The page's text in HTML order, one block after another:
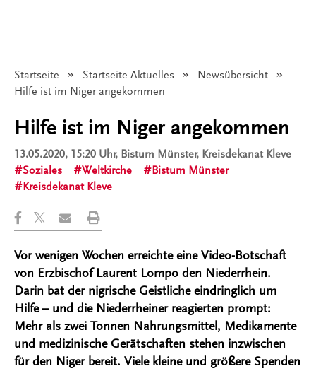
Startseite Startseite Aktuelles
Newsübersicht
Angezeigt:
Hilfe ist im Niger angekommen
Hilfe ist im Niger angekommen
13.05.2020, 15:20 Uhr, Bistum Münster, Kreisdekanat Kleve
Soziales
Weltkirche
Bistum Münster
Kreisdekanat Kleve
Vor wenigen Wochen erreichte eine Video-Botschaft
von Erzbischof Laurent Lompo den Niederrhein.
Darin bat der nigrische Geistliche eindringlich um
Hilfe – und die Niederrheiner reagierten prompt:
Mehr als zwei Tonnen Nahrungsmittel, Medikamente
und medizinische Gerätschaften stehen inzwischen
für den Niger bereit. Viele kleine und größere Spenden